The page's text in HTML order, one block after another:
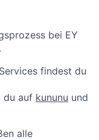
bei EY
.
findest du
du auf kununu und
alle